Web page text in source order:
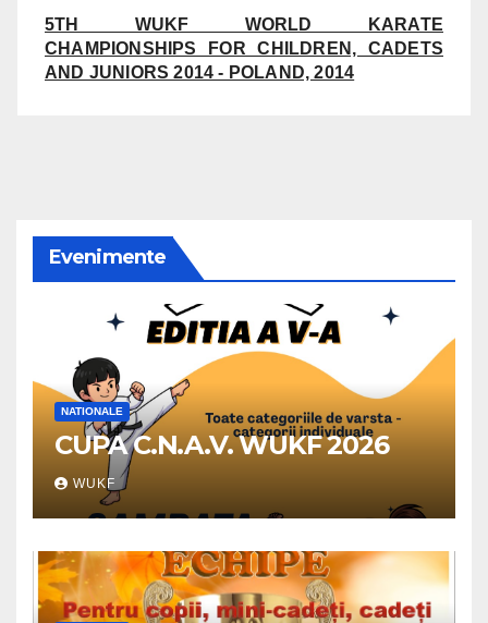
5TH WUKF WORLD KARATE
CHAMPIONSHIPS FOR CHILDREN, CADETS
AND JUNIORS 2014 - POLAND, 2014
Evenimente
NATIONALE
CUPA C.N.A.V. WUKF 2026
WUKF